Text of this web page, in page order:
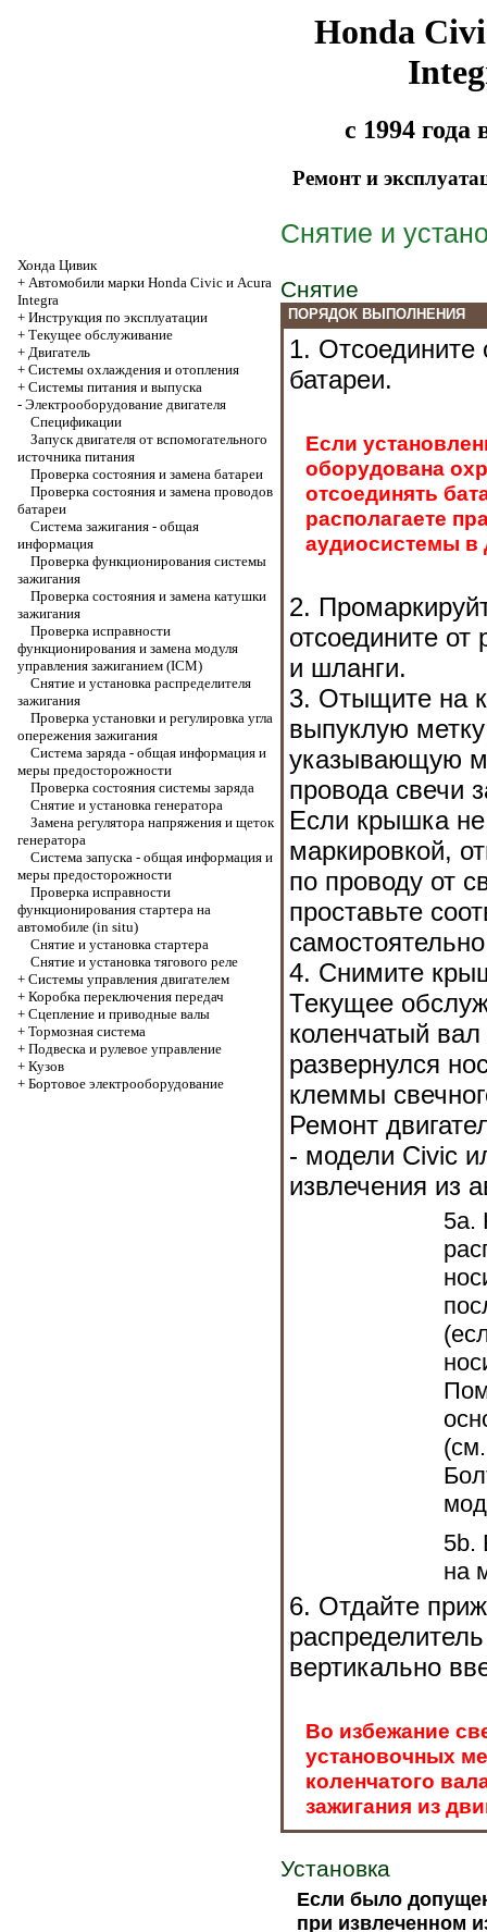
Honda
с 1994 года
Ремонт и
Хонда Цивик
+ Автомобили марки Honda Civic и Acura
Integra
+ Инструкция по эксплуатации
+ Текущее обслуживание
+ Двигатель
+ Системы охлаждения и отопления
+ Системы питания и выпуска
- Электрооборудование двигателя
Спецификации
Запуск двигателя от вспомогательного
источника питания
Проверка состояния и замена батареи
Проверка состояния и замена проводов
батареи
Система зажигания - общая
информация
Проверка функционирования системы
зажигания
Проверка состояния и замена катушки
зажигания
Проверка исправности
функционирования и замена модуля
управления зажиганием (ICM)
Снятие и установка распределителя
зажигания
Проверка установки и регулировка угла
опережения зажигания
Система заряда - общая информация и
меры предосторожности
Проверка состояния системы заряда
Снятие и установка генератора
Замена регулятора напряжения и щеток
генератора
Система запуска - общая информация и
меры предосторожности
Проверка исправности
функционирования стартера на
автомобиле (in situ)
Снятие и установка стартера
Снятие и установка тягового реле
+ Системы управления двигателем
+ Коробка переключения передач
+ Cцепление и приводные валы
+ Тормозная система
+ Подвеска и рулевое управление
+ Кузов
+ Бортовое электрооборудование
Снятие и
Снятие
ПОРЯДОК ВЫПОЛНЕНИЯ
1. Отсоедините
батареи.
Если
оборудована
отсоединять
располагаете
аудиосистемы в
2.
отсоедините от
и шланги.
3. Отыщите на
выпуклую
указывающую
провода свечи
Если крышка не
маркировкой,
по проводу от
проставьте
4. Снимите
Текущее
коленчатый
развернулся
клеммы
Ремонт
- модели Civic
извлечения из
5a.
5b.
на
6. Отдайте
вертикально
Во избежание
установочных
коленчатого
зажигания из
Установка
Если было
при извлеченном